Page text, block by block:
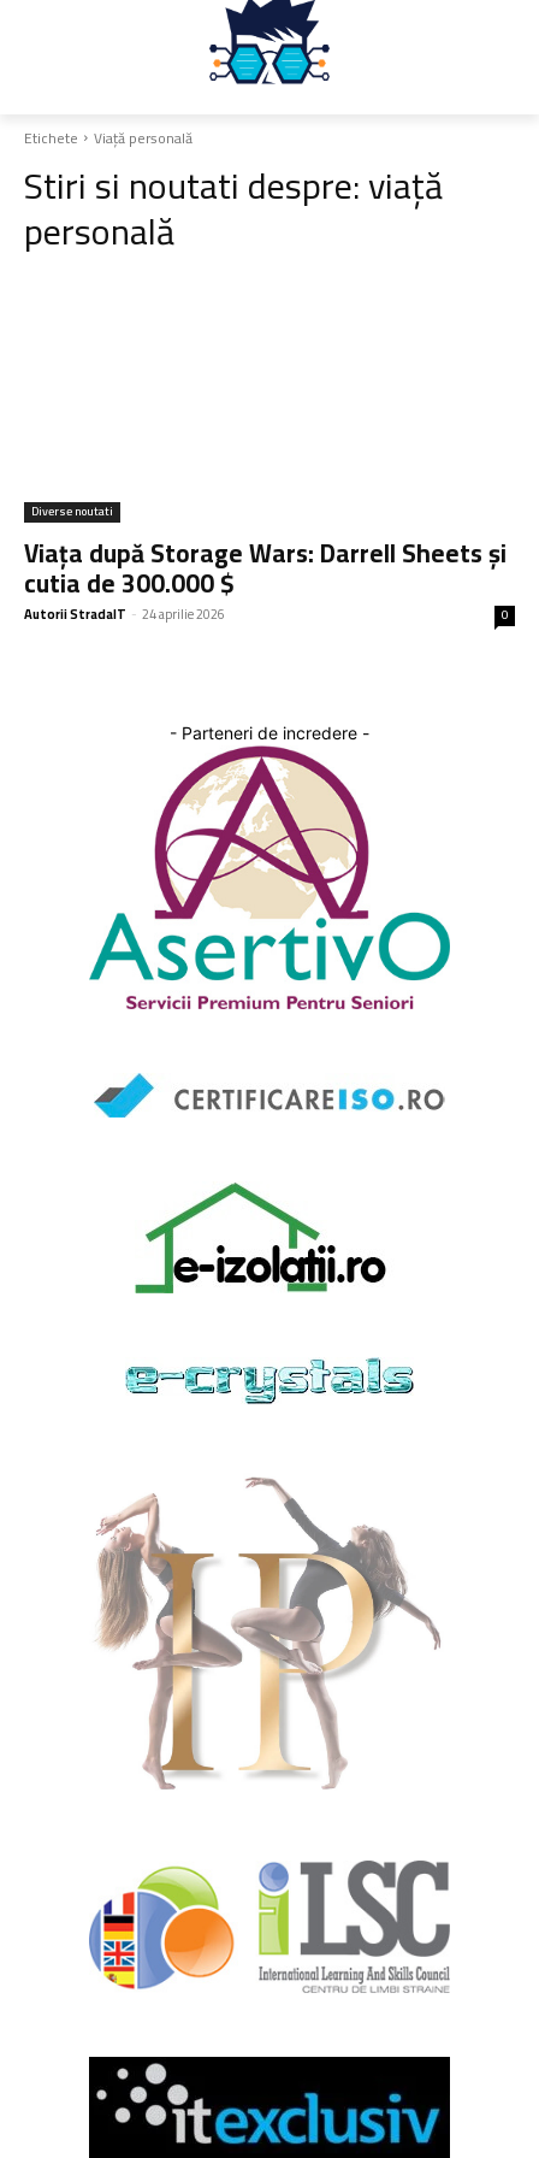
Etichete Viață personală
Stiri si noutati despre:viață
personală
Diverse noutati
Viața după Storage Wars: Darrell Sheets și
cutia de 300.000 $
Autorii StradaIT - 24 aprilie 2026 0
- Parteneri de incredere -